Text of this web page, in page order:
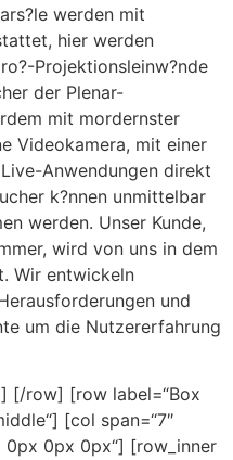
werden mit
hier werden
Projektionsleinw?nde
der Plenar-
mit mordernster
Videokamera, mit einer
Anwendungen direkt
k?nnen unmittelbar
werden. Unser Kunde,
wird von uns in dem
Wir entwickeln
und
um die Nutzererfahrung
[/row] [row label=“Box
[col span=“7″
0px 0px 0px“] [row_inner